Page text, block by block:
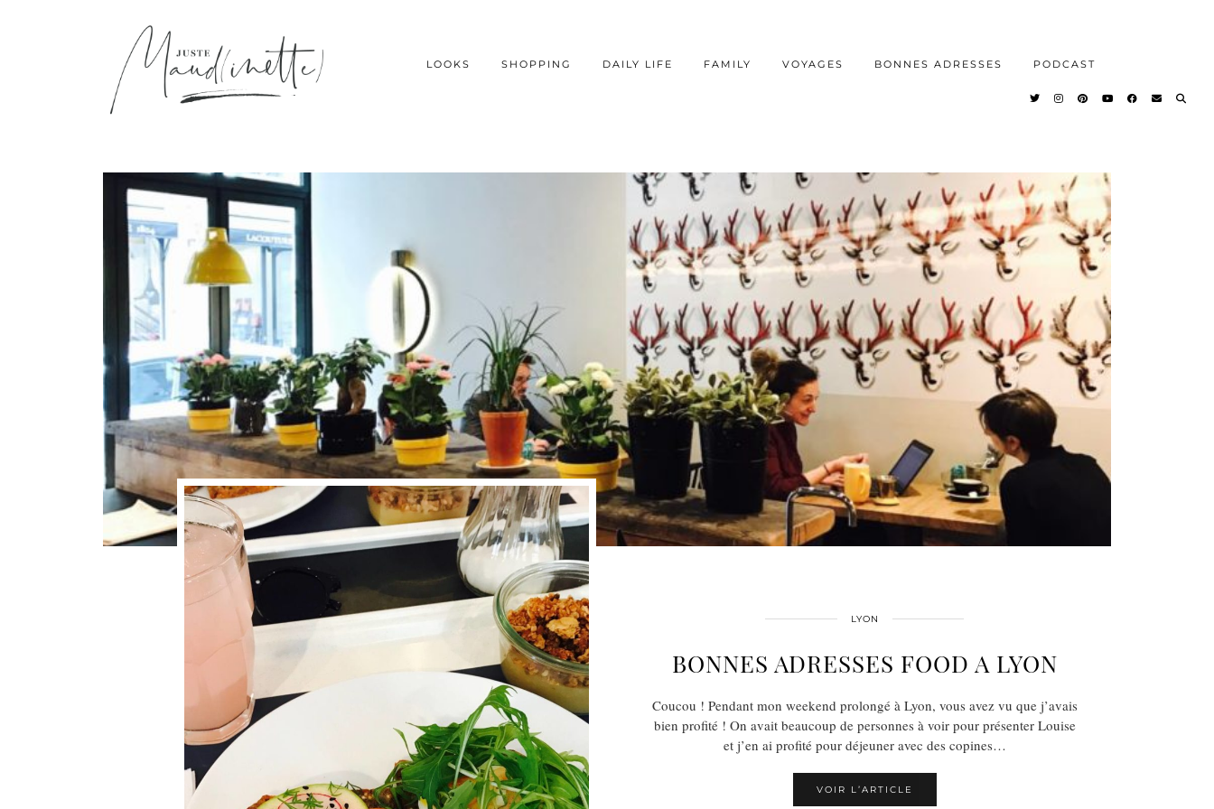
LOOKS SHOPPING DAILY LIFE FAMILY VOYAGES BONNES ADRESSES PODCAST
LYON
BONNES ADRESSES FOOD A LYON
Coucou ! Pendant mon weekend prolongé à Lyon, vous avez vu que j’avais
bien profité ! On avait beaucoup de personnes à voir pour présenter Louise
et j’en ai profité pour déjeuner avec des copines…
VOIR L’ARTICLE